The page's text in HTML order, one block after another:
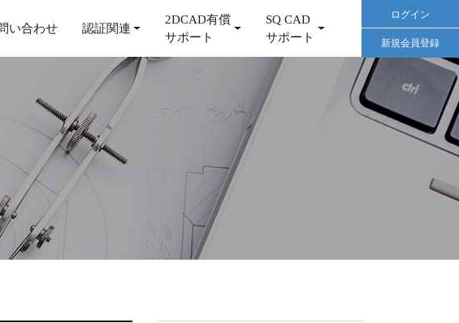
い合わせ 認証関連
2DCAD有償
サポート
SQ CAD
サポート
ログイン
新規会員登録